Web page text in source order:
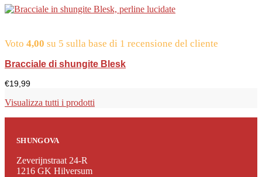
prezzo:
da
28,99
Voto 4,00 su 5 sulla base di 1 recensione del cliente
Bracciale di shungite Blesk
€19,99
Visualizza tutti i prodotti
SHUNGOVA
Zeverijnstraat 24-R
1216 GK Hilversum